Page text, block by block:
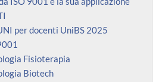
per docenti UniBS 2025
Fisioterapia
Biotech